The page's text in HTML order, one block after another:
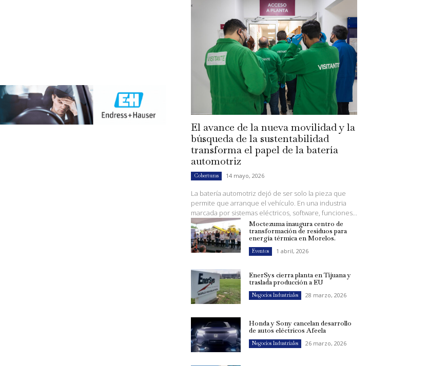
El avance de la nueva movilidad y la
búsqueda de la sustentabilidad
transforma el papel de la batería
automotriz
Coberturas 14 mayo, 2026
La batería automotriz dejó de ser solo la pieza que
permite que arranque el vehículo. En una industria
marcada por sistemas eléctricos, software, funciones...
Moctezuma inaugura centro de
transformación de residuos para
energía térmica en Morelos.
Eventos 1 abril, 2026
EnerSys cierra planta en Tijuana y
traslada producción a EU
Negocios Industriales 28 marzo, 2026
Honda y Sony cancelan desarrollo
de autos eléctricos Afeela
Negocios Industriales 26 marzo, 2026